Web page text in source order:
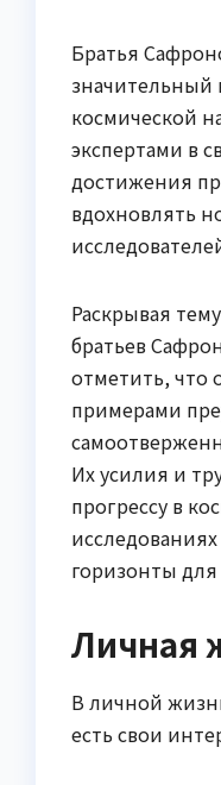
Братья
значительный
космической
экспертами в
достижения
вдохновлять
Раскрывая
братьев
отметить, что
примерами
Их усилия и
прогрессу в
горизонты для
Личная
В личной
есть свои